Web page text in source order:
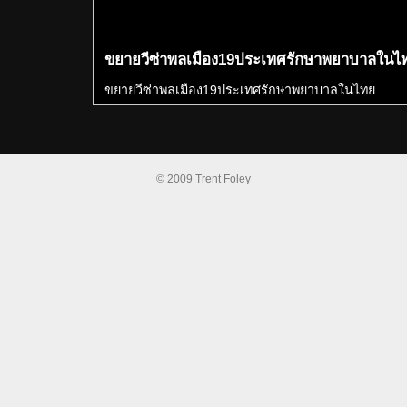
ขยายวีซ่าพลเมือง19ประเทศรักษาพยาบาลในไ
ขยายวีซ่าพลเมือง19ประเทศรักษาพยาบาลในไทย
© 2009 Trent Foley